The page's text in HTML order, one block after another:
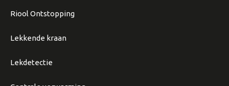
Riool Ontstopping
Lekkende kraan
Lekdetectie